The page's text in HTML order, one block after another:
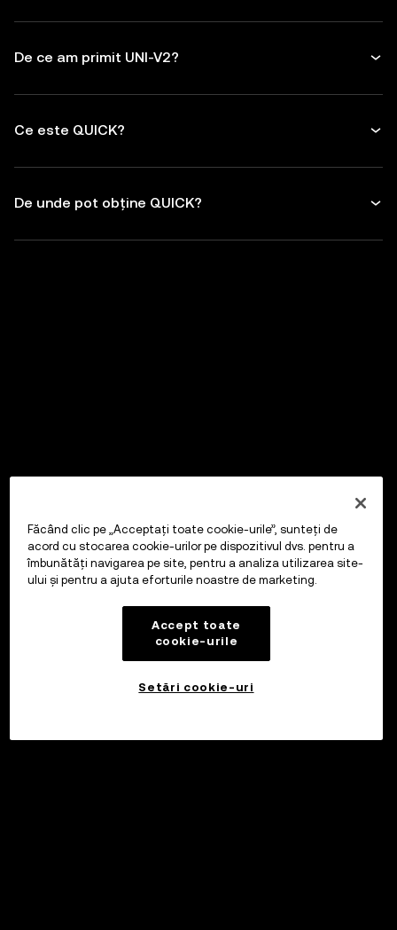
De ce am primit UNI-V2?
Ce este QUICK?
De unde pot obține QUICK?
Făcând clic pe „Acceptați toate cookie-urile”, sunteți de
acord cu stocarea cookie-urilor pe dispozitivul dvs. pentru a
îmbunătăți navigarea pe site, pentru a analiza utilizarea site-
ului și pentru a ajuta eforturile noastre de marketing.
Accept toate
cookie-urile
Setări cookie-uri